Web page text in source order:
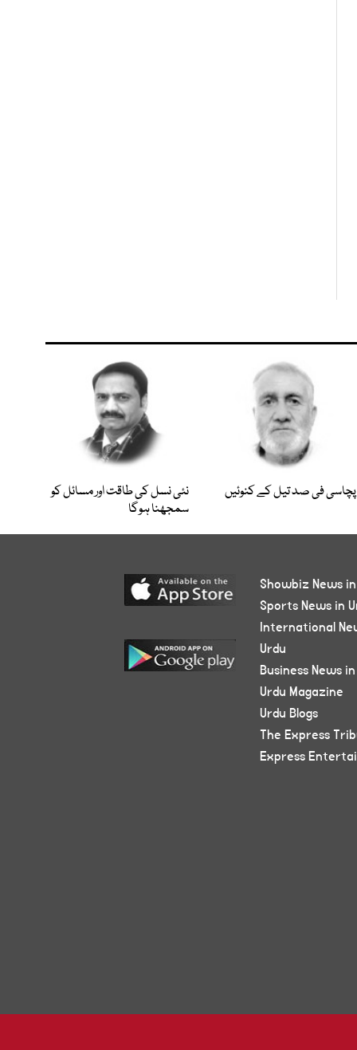
پچاسی فی صد تیل کے کنوئیں
نئی نسل کی طاقت اور مسائل کو
سمجھنا ہوگا
Showbiz News
Sports News in
International
Urdu
Business News
Urdu Magazine
Urdu Blogs
The Express
Express